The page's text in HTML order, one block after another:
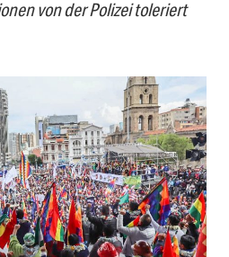
von der Polizei toleriert